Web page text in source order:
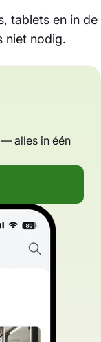
tablets en in de
niet nodig.
alles in één